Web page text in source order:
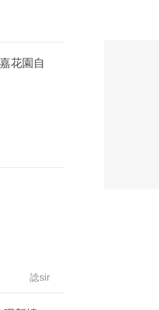
花園自
諗sir